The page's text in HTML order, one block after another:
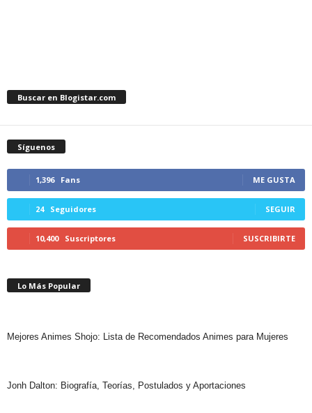
Buscar en Blogistar.com
Síguenos
1,396 Fans ME GUSTA
24 Seguidores SEGUIR
10,400 Suscriptores SUSCRIBIRTE
Lo Más Popular
Mejores Animes Shojo: Lista de Recomendados Animes para Mujeres
Jonh Dalton: Biografía, Teorías, Postulados y Aportaciones